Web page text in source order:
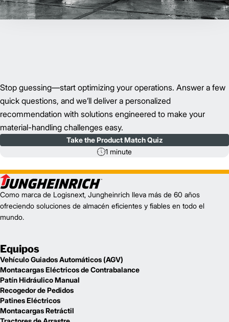
Stop guessing—start optimizing your operations. Answer a few
quick questions, and we’ll deliver a personalized
recommendation with solutions engineered to make your
material-handling challenges easy.
Take the Product Match Quiz
1 minute
Como marca de Logisnext, Jungheinrich lleva más de 60 años
ofreciendo soluciones de almacén eficientes y fiables en todo el
mundo.
Equipos
Vehículo Guiados Automáticos (AGV)
Montacargas Eléctricos de Contrabalance
Patín Hidráulico Manual
Recogedor de Pedidos
Patines Eléctricos
Montacargas Retráctil